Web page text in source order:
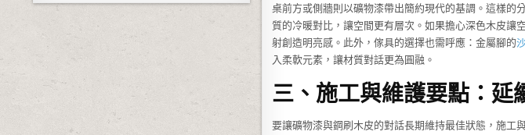
桌前方或側牆則以礦物漆帶出簡約現代的基調。這樣的
質的冷暖對比，讓空間更有層次。如果擔心深色木皮讓
射創造明亮感。此外，傢具的選擇也需呼應：金屬腳的
入柔軟元素，讓材質對話更為圓融。
三、施工與維護要點：延
要讓礦物漆與鋼刷木皮的對話長期維持最佳狀態，施工